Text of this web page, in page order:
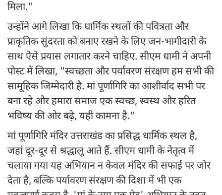
मिला."
उन्होंने आगे लिखा कि धार्मिक स्थलों की पवित्रता और
प्राकृतिक सुंदरता को बनाए रखने के लिए जन-भागीदारी के
साथ ऐसे प्रयास लगातार करने चाहिए. सीएम धामी ने अपनी
पोस्ट में लिखा, "स्वच्छता और पर्यावरण संरक्षण हम सभी की
सामूहिक जिम्मेदारी है. मां पूर्णागिरि का आशीर्वाद सभी पर
बना रहे और हमारा समाज एक स्वच्छ, स्वस्थ और हरित
भविष्य की ओर बढ़े, यही कामना है."
मां पूर्णागिरि मंदिर उत्तराखंड का प्रसिद्ध धार्मिक स्थल है,
जहां दूर-दूर से श्रद्धालु आते हैं. सीएम धामी के नेतृत्व में
चलाया गया यह अभियान न केवल मंदिर की सफाई पर जोर
देता है, बल्कि पर्यावरण संरक्षण की दिशा में भी एक